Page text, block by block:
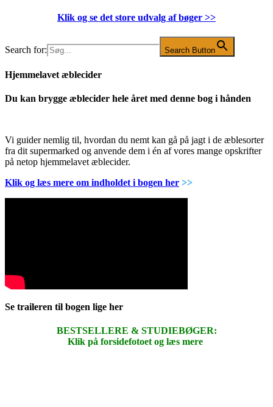
Klik og se det store udvalg af bøger >>
Search for: Search Button
Hjemmelavet æblecider
Du kan brygge æblecider hele året med denne bog i hånden
Vi guider nemlig til, hvordan du nemt kan gå på jagt i de æblesorter
fra dit supermarked og anvende dem i én af vores mange opskrifter
på netop hjemmelavet æblecider.
Klik og læs mere om indholdet i bogen her >>
Se traileren til bogen lige her
BESTSELLERE & STUDIEBØGER:
Klik på forsidefotoet og læs mere